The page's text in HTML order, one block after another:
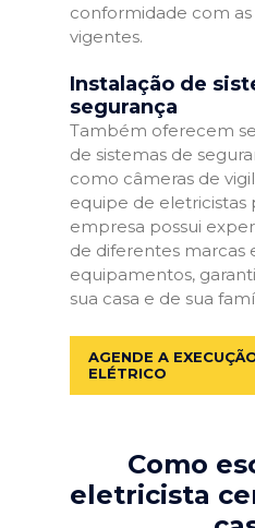
conformidade com
vigentes.
Instalação de
segurança
Também oferecem
de sistemas de
como câmeras de
equipe de eletricistas
empresa possui
de diferentes marcas
equipamentos,
sua casa e de sua
AGENDE A
ELÉTRICO
Como
eletricista